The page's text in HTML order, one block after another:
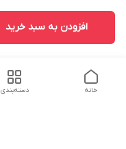
افزودن به سبد خرید
دسته‌بندی خانه